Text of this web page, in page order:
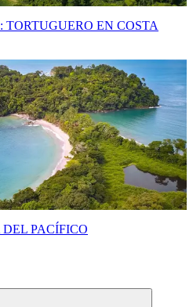
EN COSTA
PACÍFICO